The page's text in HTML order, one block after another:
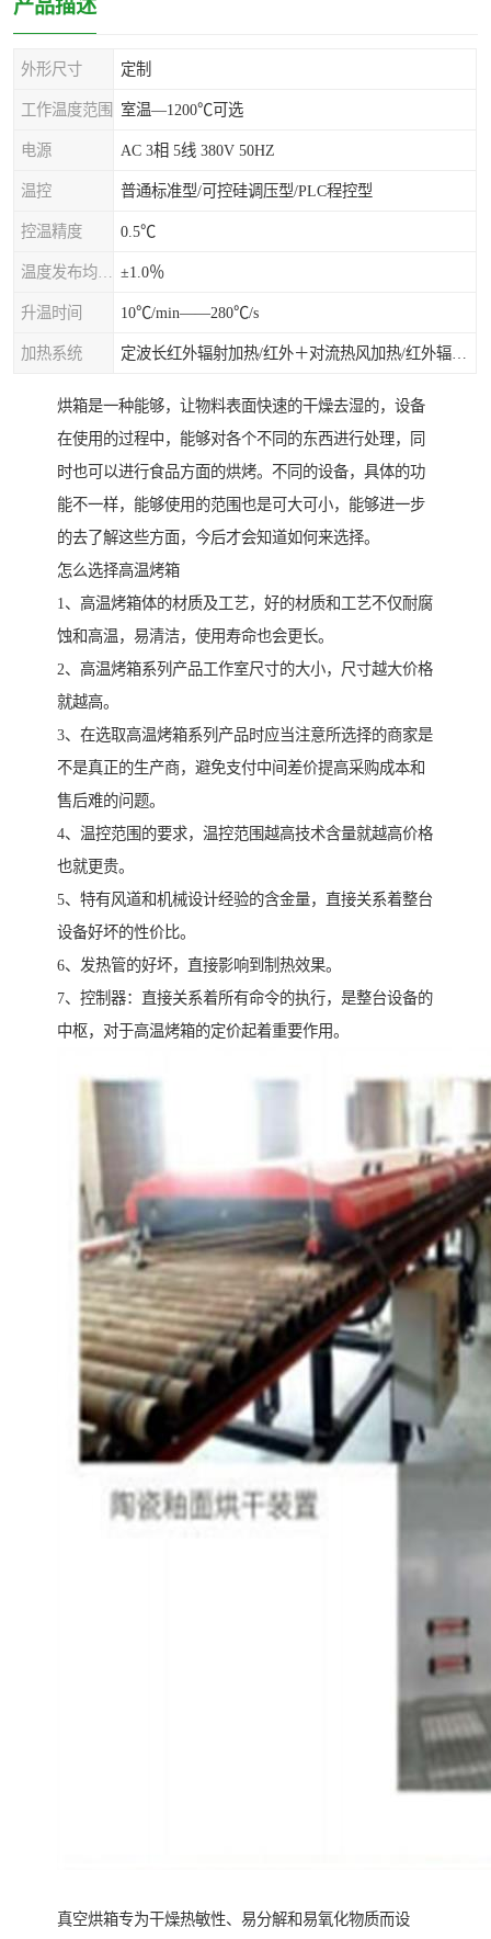
产品描述
外形尺寸 定制
工作温度范围 室温—1200℃可选
电源 AC 3相 5线 380V 50HZ
温控 普通标准型/可控硅调压型/PLC程控型
控温精度 0.5℃
±1.0％
升温时间 10℃/min——280℃/s
加热系统
烘箱是一种能够，让物料表面快速的干燥去湿的，设备
在使用的过程中，能够对各个不同的东西进行处理，同
时也可以进行食品方面的烘烤。不同的设备，具体的功
能不一样，能够使用的范围也是可大可小，能够进一步
的去了解这些方面，今后才会知道如何来选择。
怎么选择高温烤箱
1、高温烤箱体的材质及工艺，好的材质和工艺不仅耐腐
蚀和高温，易清洁，使用寿命也会更长。
2、高温烤箱系列产品工作室尺寸的大小，尺寸越大价格
就越高。
3、在选取高温烤箱系列产品时应当注意所选择的商家是
不是真正的生产商，避免支付中间差价提高采购成本和
售后难的问题。
4、温控范围的要求，温控范围越高技术含量就越高价格
也就更贵。
5、特有风道和机械设计经验的含金量，直接关系着整台
设备好坏的性价比。
6、发热管的好坏，直接影响到制热效果。
7、控制器：直接关系着所有命令的执行，是整台设备的
中枢，对于高温烤箱的定价起着重要作用。
真空烘箱专为干燥热敏性、易分解和易氧化物质而设